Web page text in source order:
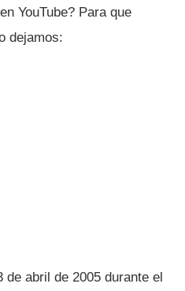
YouTube? Para que
dejamos:
abril de 2005 durante el